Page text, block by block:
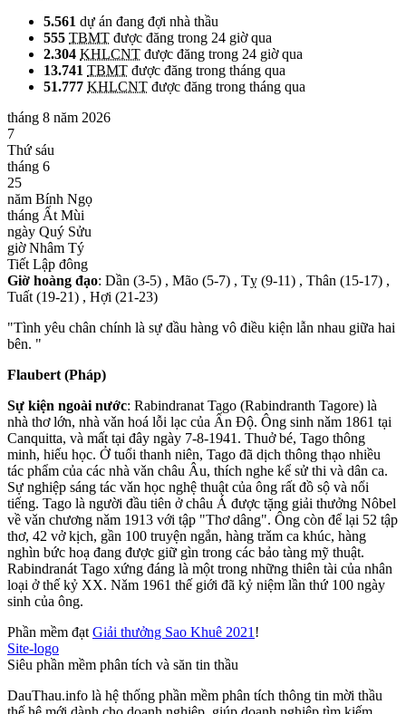
5.561 dự án đang đợi nhà thầu
555 TBMT được đăng trong 24 giờ qua
2.304 KHLCNT được đăng trong 24 giờ qua
13.741 TBMT được đăng trong tháng qua
51.777 KHLCNT được đăng trong tháng qua
tháng 8 năm 2026
7
Thứ sáu
tháng 6
25
năm Bính Ngọ
tháng Ất Mùi
ngày Quý Sửu
giờ Nhâm Tý
Tiết Lập đông
Giờ hoàng đạo: Dần (3-5) , Mão (5-7) , Tỵ (9-11) , Thân (15-17) ,
Tuất (19-21) , Hợi (21-23)
"Tình yêu chân chính là sự đầu hàng vô điều kiện lẫn nhau giữa hai
bên. "
Flaubert (Pháp)
Sự kiện ngoài nước: Rabindranat Tago (Rabindranth Tagore) là
nhà thơ lớn, nhà vǎn hoá lỗi lạc của Ấn Độ. Ông sinh nǎm 1861 tại
Canquitta, và mất tại đây ngày 7-8-1941. Thuở bé, Tago thông
minh, hiếu học. Ở tuổi thanh niên, Tago đã dịch thông thạo nhiều
tác phẩm của các nhà vǎn châu Âu, thích nghe kể sử thi và dân ca.
Sự nghiệp sáng tác vǎn học nghệ thuật của ông rất đồ sộ và nổi
tiếng. Tago là người đầu tiên ở châu Á được tặng giải thưởng Nôbel
về vǎn chương nǎm 1913 với tập "Thơ dâng". Ông còn để lại 52 tập
thơ, 42 vở kịch, gần 100 truyện ngắn, hàng trǎm ca khúc, hàng
nghìn bức hoạ đang được giữ gìn trong các bảo tàng mỹ thuật.
Rabindranát Tago xứng đáng là một trong những thiên tài của nhân
loại ở thế kỷ XX. Nǎm 1961 thế giới đã kỷ niệm lần thứ 100 ngày
sinh của ông.
Phần mềm đạt Giải thưởng Sao Khuê 2021 !
Site-logo
Siêu phần mềm phân tích và săn tin thầu
DauThau.info là hệ thống phần mềm phân tích thông tin mời thầu